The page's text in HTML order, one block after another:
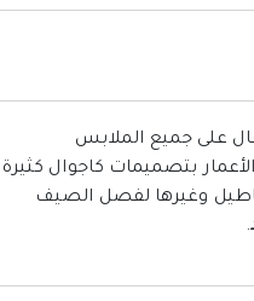
على جميع الملابس
بتصميمات كاجوال كثيرة
وغيرها لفصل الصيف
.